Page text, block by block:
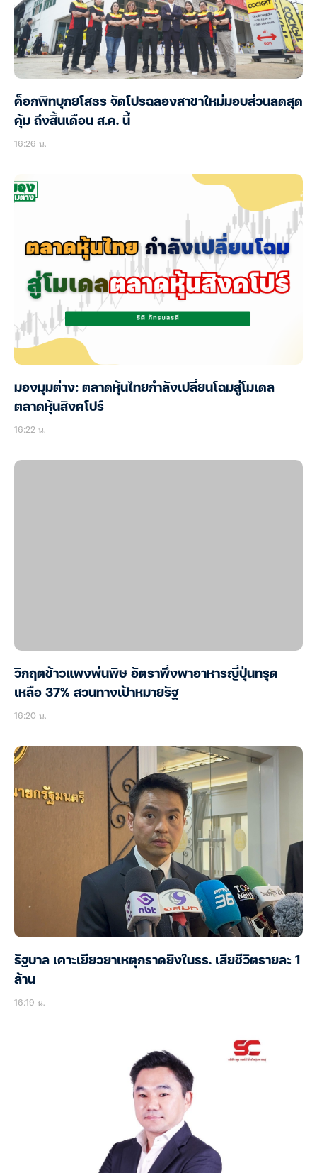
ค็อกพิทบุกยโสธร จัดโปรฉลองสาขาใหม่มอบส่วนลดสุด
คุ้ม ถึงสิ้นเดือน ส.ค. นี้
16:26 น.
มองมุมต่าง: ตลาดหุ้นไทยกำลังเปลี่ยนโฉมสู่โมเดล
ตลาดหุ้นสิงคโปร์
16:22 น.
วิกฤตข้าวแพงพ่นพิษ อัตราพึ่งพาอาหารญี่ปุ่นทรุด
เหลือ 37% สวนทางเป้าหมายรัฐ
16:20 น.
รัฐบาล เคาะเยียวยาเหตุกราดยิงในรร. เสียชีวิตรายละ 1
ล้าน
16:19 น.